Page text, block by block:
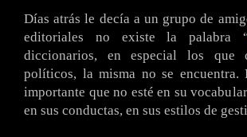
Días atrás le decía a un grupo de
editoriales no existe la palabra
diccionarios, en especial los que
políticos, la misma no se
importante que no esté en su
en sus conductas, en sus estilos de